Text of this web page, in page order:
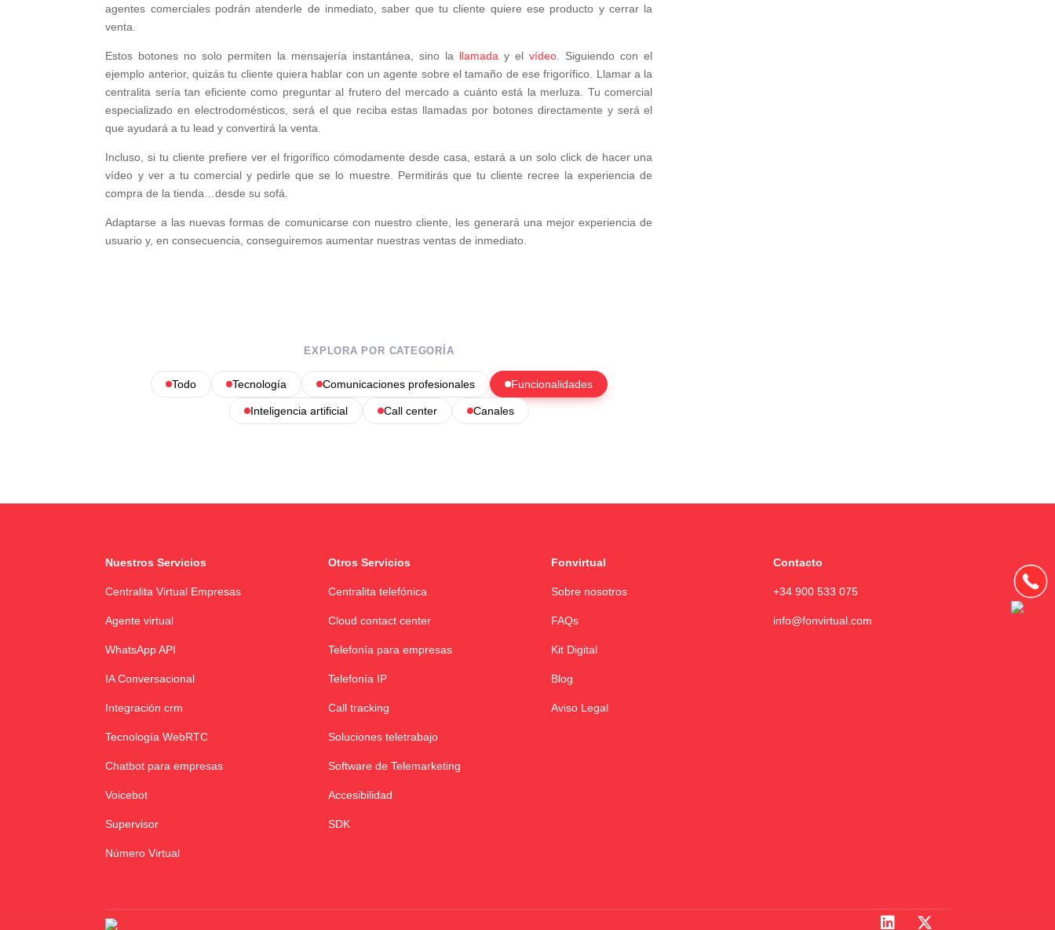
agentes comerciales podrán atenderle de inmediato, saber que tu cliente quiere ese producto y cerrar la
venta.
Estos botones no solo permiten la mensajería instantánea, sino la llamada y elvídeo . Siguiendo con el
ejemplo anterior, quizás tu cliente quiera hablar con un agente sobre el tamaño de ese frigorífico. Llamar a la
centralita sería tan eficiente como preguntar al frutero del mercado a cuánto está la merluza. Tu comercial
especializado en electrodomésticos, será el que reciba estas llamadas por botones directamente y será el
que ayudará a tu lead y convertirá la venta.
Incluso, si tu cliente prefiere ver el frigorífico cómodamente desde casa, estará a un solo click de hacer una
vídeo y ver a tu comercial y pedirle que se lo muestre. Permitirás que tu cliente recree la experiencia de
compra de la tienda…desde su sofá.
Adaptarse a las nuevas formas de comunicarse con nuestro cliente, les generará una mejor experiencia de
usuario y, en consecuencia, conseguiremos aumentar nuestras ventas de inmediato.
EXPLORA POR CATEGORÍA
Todo Tecnología Comunicaciones profesionales Funcionalidades
Inteligencia artificial Call center Canales
Nuestros Servicios
Centralita Virtual Empresas
Agente virtual
WhatsApp API
IA Conversacional
Integración crm
Tecnología WebRTC
Chatbot para empresas
Voicebot
Supervisor
Número Virtual
Otros Servicios
Centralita telefónica
Cloud contact center
Telefonía para empresas
Telefonía IP
Call tracking
Soluciones teletrabajo
Software de Telemarketing
Accesibilidad
SDK
Fonvirtual
Sobre nosotros
FAQs
Kit Digital
Blog
Aviso Legal
Contacto
+34 900 533 075
info@fonvirtual.com